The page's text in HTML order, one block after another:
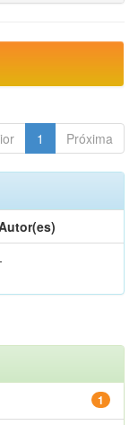
1 Próxima
1